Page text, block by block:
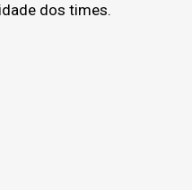
dos times.